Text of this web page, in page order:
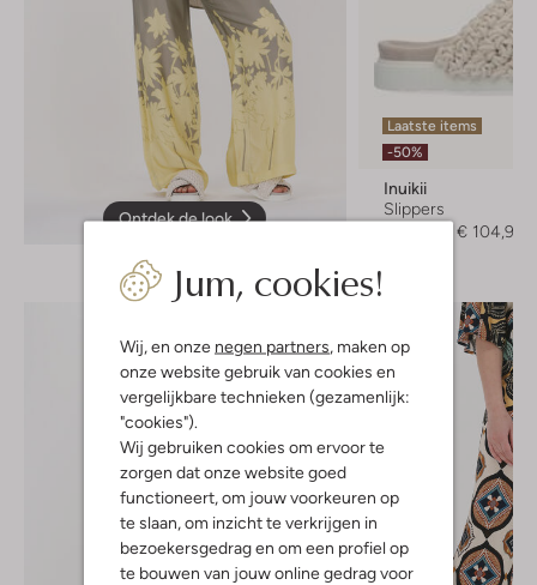
Jum, cookies!
Wij, en onze negen partners , maken op
onze website gebruik van cookies en
vergelijkbare technieken (gezamenlijk:
"cookies").
Wij gebruiken cookies om ervoor te
zorgen dat onze website goed
functioneert, om jouw voorkeuren op
te slaan, om inzicht te verkrijgen in
bezoekersgedrag en om een profiel op
te bouwen van jouw online gedrag voor
Ontdek de look
Laatste items
-50%
Inuikii
Slippers
€ 104,99